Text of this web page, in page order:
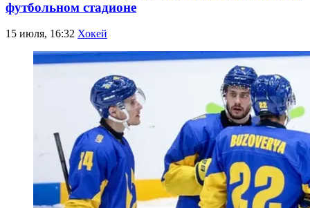
футбольном стадионе
15 июля, 16:32 Хокей